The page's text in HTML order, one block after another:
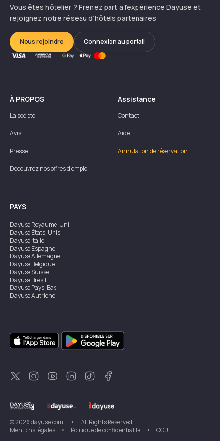
Vous êtes hôtelier ? Prenez part à l’expérience Dayuse et
rejoignez notre réseau d’hôtels partenaires
Nous rejoindre Connexion au portail
À PROPOS
La société
Avis
Presse
Découvrez nos offres d'emploi
Assistance
Contact
Aide
Annulation de réservation
PAYS
DayuseRoyaume-Uni
DayuseÉtats-Unis
DayuseItalie
DayuseEspagne
DayuseAllemagne
DayuseBelgique
DayuseSuisse
DayuseBrésil
DayusePays-Bas
DayuseAutriche
DayuseSingapour
DayuseSuède
DayuseThaïlande
DayuseNouvelle-Zélande
DayuseTurquie
©2026dayuse.com •
All Rights Reserved
Mentions légales
• Politique de confidentialité • CGU